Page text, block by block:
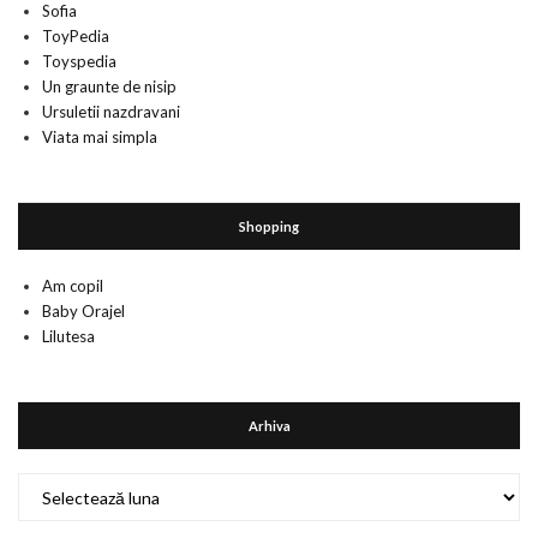
Sofia
ToyPedia
Toyspedia
Un graunte de nisip
Ursuletii nazdravani
Viata mai simpla
Shopping
Am copil
Baby Orajel
Lilutesa
Arhiva